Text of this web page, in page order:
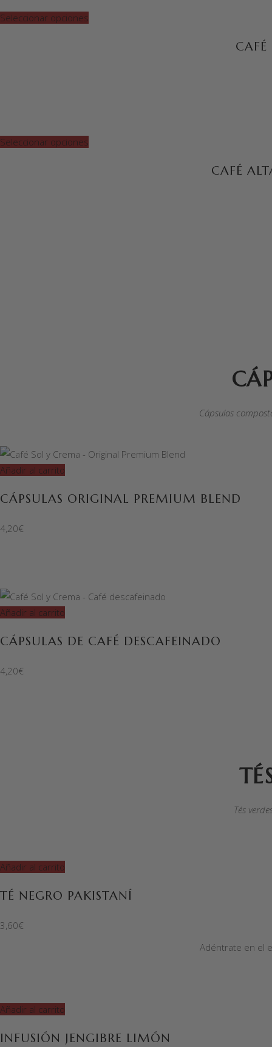
Seleccionar opciones
Seleccionar opciones
CAFÉ
Cápsulas
Añadir al carrito
CÁPSULAS ORIGINAL PREMIUM BLEND
4,20€
Añadir al carrito
CÁPSULAS DE CAFÉ DESCAFEINADO
4,20€
Tés
Añadir al carrito
TÉ NEGRO PAKISTANÍ
3,60€
Adéntrate en el
Añadir al carrito
INFUSIÓN JENGIBRE LIMÓN